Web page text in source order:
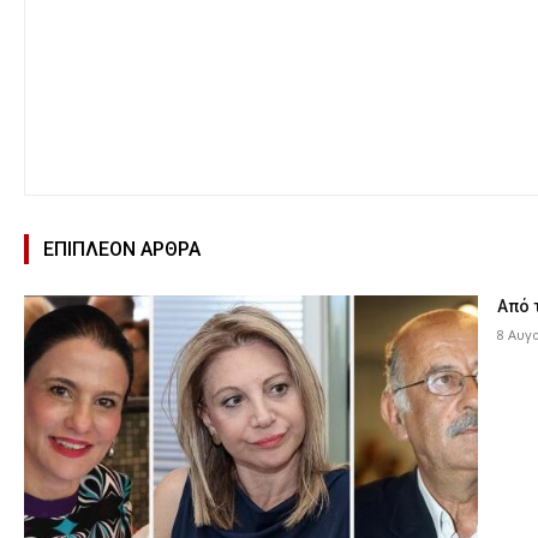
ΕΠΙΠΛΕΟΝ ΑΡΘΡΑ
Από
8